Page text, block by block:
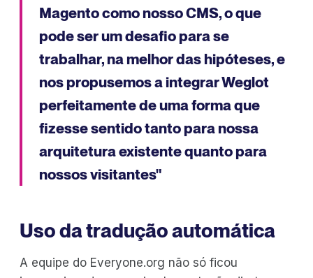
Magento como nosso CMS, o que
pode ser um desafio para se
trabalhar, na melhor das hipóteses, e
nos propusemos a integrar Weglot
perfeitamente de uma forma que
fizesse sentido tanto para nossa
arquitetura existente quanto para
nossos visitantes"
Uso da tradução automática
A equipe do Everyone.org não só ficou